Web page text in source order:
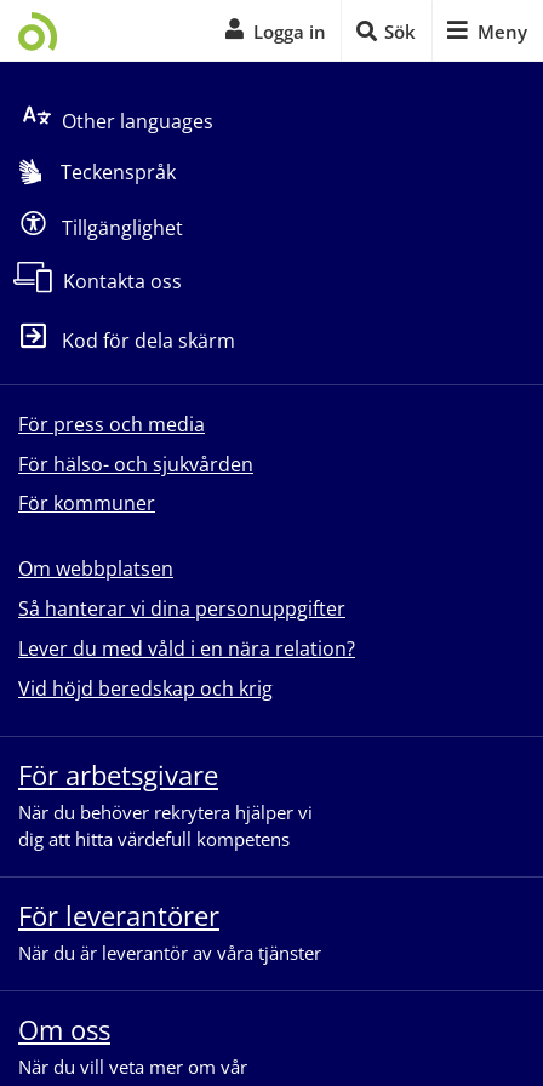
Logga in Sök Meny
Other languages
Teckenspråk
Tillgänglighet
Kontakta oss
Kod för dela skärm
För press och media
För hälso- och sjukvården
För kommuner
Om webbplatsen
Så hanterar vi dina personuppgifter
Lever du med våld i en nära relation?
Vid höjd beredskap och krig
För arbetsgivare
När du behöver rekrytera hjälper vi
dig att hitta värdefull kompetens
För leverantörer
När du är leverantör av våra tjänster
Om oss
När du vill veta mer om vår